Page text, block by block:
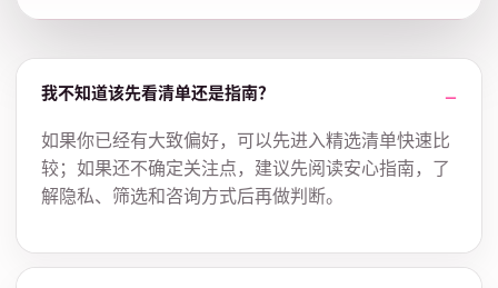
我不知道该先看清单还是指南？
如果你已经有大致偏好，可以先进入精选清单快速比
较；如果还不确定关注点，建议先阅读安心指南，了
解隐私、筛选和咨询方式后再做判断。